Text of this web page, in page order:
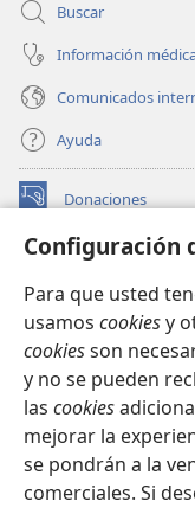
Configuración
Para que usted
usamos cookiesy
cookiesson
y no se pueden
las cookies
mejorar la
se pondrán a la
comerciales. Si
Buscar
Información
Comunicados
Ayuda
Donaciones
(abre
nueva BIBLIOTECA EN
una
nueva
ventana)
JW Hub
(abre
una
nueva
ventana)
JW Library
Watchtower Library